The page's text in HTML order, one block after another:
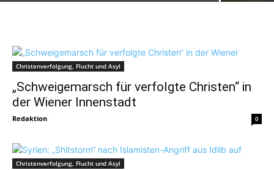
Christenverfolgung, Flucht und Asyl
„Schweigemarsch für verfolgte Christen“ in
der Wiener Innenstadt
Redaktion - 0
Christenverfolgung, Flucht und Asyl